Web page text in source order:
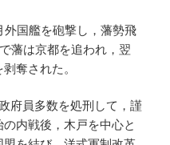
国艦を砲撃し，藩勢飛
藩は京都を追われ，翌
奪された。
府員多数を処刑して，謹
内戦後，木戸を中心と